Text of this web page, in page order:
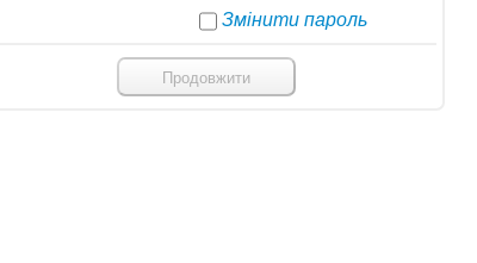
Змінити пароль
Продовжити